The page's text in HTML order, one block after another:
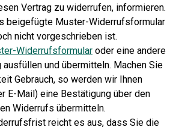
Vertrag zu widerrufen, informieren.
beigefügte Muster-Widerrufsformular
nicht vorgeschrieben ist.
Widerrufsformular oder eine andere
ausfüllen und übermitteln. Machen Sie
Gebrauch, so werden wir Ihnen
E-Mail) eine Bestätigung über den
Widerrufs übermitteln.
reicht es aus, dass Sie die